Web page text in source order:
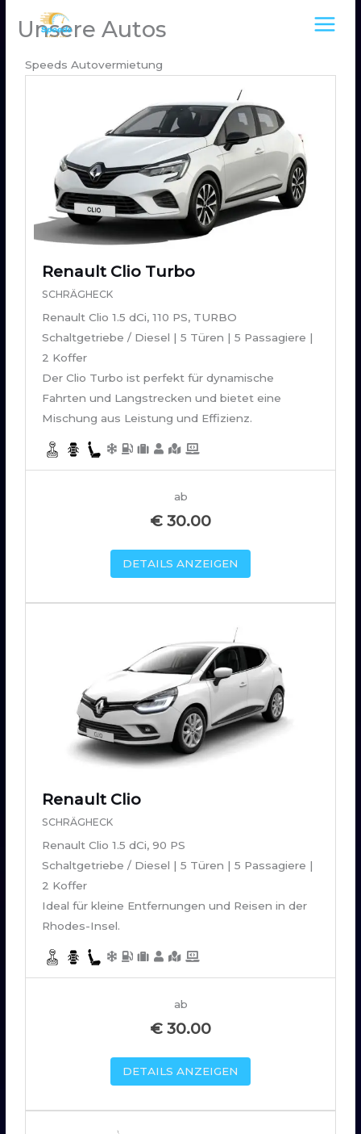
InhaltUnsere Autos
Speeds Autovermietung
Renault Clio Turbo
SCHRÄGHECK
Renault Clio 1.5 dCi, 110 PS, TURBO
Schaltgetriebe / Diesel | 5 Türen | 5 Passagiere |
2 Koffer
Der Clio Turbo ist perfekt für dynamische
Fahrten und Langstrecken und bietet eine
Mischung aus Leistung und Effizienz.
ab
€ 30.00
DETAILS ANZEIGEN
Renault Clio
SCHRÄGHECK
Renault Clio 1.5 dCi, 90 PS
Schaltgetriebe / Diesel | 5 Türen | 5 Passagiere |
2 Koffer
Ideal für kleine Entfernungen und Reisen in der
Rhodes-Insel.
ab
€ 30.00
DETAILS ANZEIGEN